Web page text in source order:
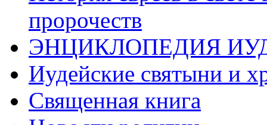
пророчеств
ЭНЦИКЛОПЕДИЯ
Иудейские святыни и
Священная книга